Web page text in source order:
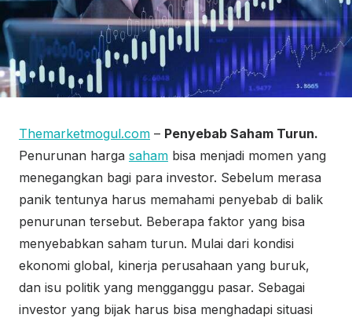
Themarketmogul.com – Penyebab Saham Turun.
Penurunan harga saham bisa menjadi momen yang
menegangkan bagi para investor. Sebelum merasa
panik tentunya harus memahami penyebab di balik
penurunan tersebut. Beberapa faktor yang bisa
menyebabkan saham turun. Mulai dari kondisi
ekonomi global, kinerja perusahaan yang buruk,
dan isu politik yang mengganggu pasar. Sebagai
investor yang bijak harus bisa menghadapi situasi